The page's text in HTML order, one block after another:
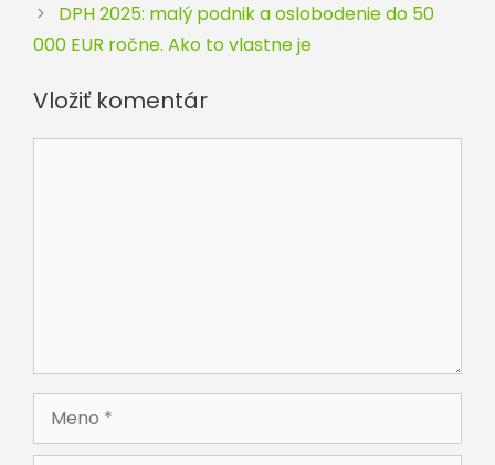
DPH 2025: malý podnik a oslobodenie do 50
000 EUR ročne. Ako to vlastne je
Vložiť komentár